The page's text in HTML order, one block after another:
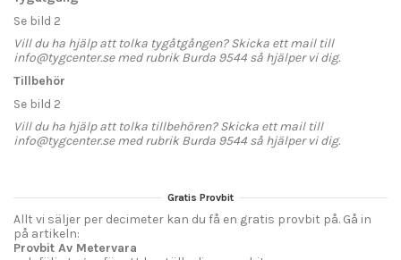
Se bild 2
Vill du ha hjälp att tolka tygåtgången? Skicka ett mail till
info@tygcenter.se med rubrik Burda 9544 så hjälper vi dig.
Tillbehör
Se bild 2
Vill du ha hjälp att tolka tillbehören? Skicka ett mail till
info@tygcenter.se med rubrik Burda 9544 så hjälper vi dig.
Gratis Provbit
Allt vi säljer per decimeter kan du få en gratis provbit på. Gå in
på artikeln:
Provbit Av Metervara